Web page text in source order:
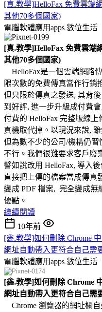
[真.教學]HelloFax 免費雲端
其他70多個國家)
電腦軟體應用apps 數位生活
[真.教學]HelloFax 免費雲端
其他70多個國家)
HelloFax是一個雲端網路
限次數的免費傳真當作行銷
但只限於傳真之發送, 其背
到好評, 進一步升級成付費會
付費的 HelloFax 完整版線
真機取代掉。以現況來說,
但為數不少的公司/機構仍
不行。我們很難要求客戶廢
譬如說改用 HelloFax, 導入
直接把上傳的檔案當成傳真
變成 PDF 檔案, 完全變成無
優點。
繼續閱讀
10年前
[鑫.教學]如何刪除 Chrome
網址自動帶入更符合自己需
電腦軟體應用apps 數位生活
[鑫.教學]如何刪除 Chrome
網址自動帶入更符合自己需
Chrome 瀏覽器的網址欄